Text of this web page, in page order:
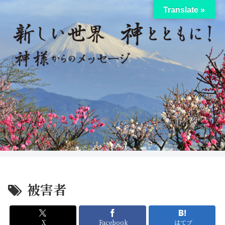
被害者
X Facebook はてブ
Translate »